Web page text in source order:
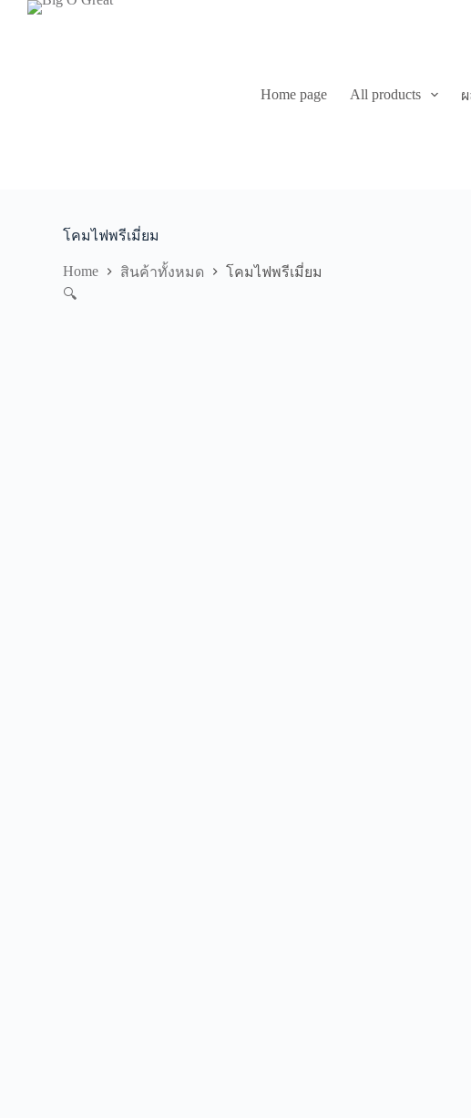
Home page All products
โคมไฟพรีเมี่ยม
Home สินค้าทั้งหมด
โคมไฟพรีเมี่ยม
🔍